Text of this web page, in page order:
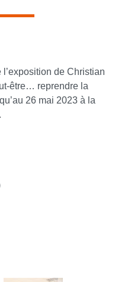
de Christian
être… reprendre la
26 mai 2023 à la